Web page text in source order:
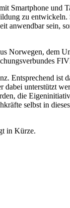
Smartphone und
zu entwickeln.
anwendbar sein,
Norwegen, dem
Entsprechend
unterstützt
die
selbst in
in Kürze.